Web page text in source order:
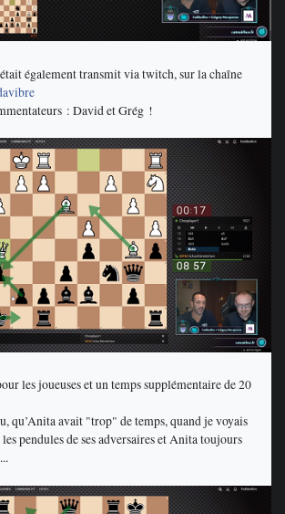
également transmit via twitch, sur la chaîne
: David et Grég !
les joueuses et un temps supplémentaire de 20
qu’Anita avait "trop" de temps, quand je voyais
pendules de ses adversaires et Anita toujours